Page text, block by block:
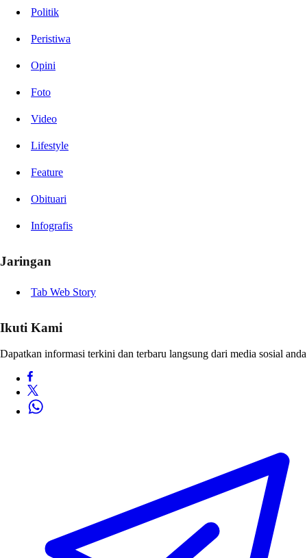
Politik
Peristiwa
Opini
Foto
Video
Lifestyle
Feature
Obituari
Infografis
Jaringan
Tab Web Story
Ikuti Kami
Dapatkan informasi terkini dan terbaru langsung dari media sosial anda